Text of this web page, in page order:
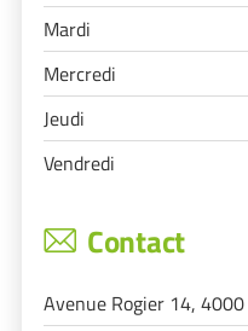
Mardi
Mercredi
Jeudi
Vendredi
Contact
Avenue Rogier 14,